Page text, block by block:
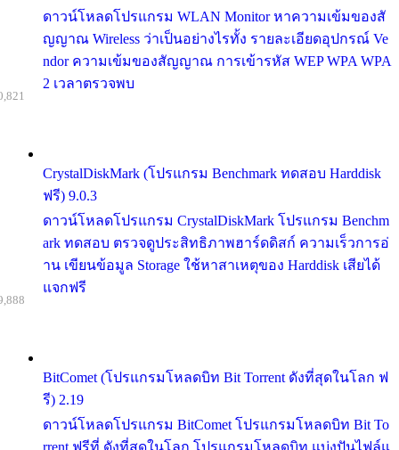
ดาวน์โหลดโปรแกรม WLAN Monitor หาความเข้มของสั
ญญาณ Wireless ว่าเป็นอย่างไรทั้ง รายละเอียดอุปกรณ์ Ve
ndor ความเข้มของสัญญาณ การเข้ารหัส WEP WPA WPA
2 เวลาตรวจพบ
CrystalDiskMark (โปรแกรม Benchmark ทดสอบ Harddisk
ฟรี) 9.0.3
ดาวน์โหลดโปรแกรม CrystalDiskMark โปรแกรม Benchm
ark ทดสอบ ตรวจดูประสิทธิภาพฮาร์ดดิสก์ ความเร็วการอ่
าน เขียนข้อมูล Storage ใช้หาสาเหตุของ Harddisk เสียได้
แจกฟรี
BitComet (โปรแกรมโหลดบิท Bit Torrent ดังที่สุดในโลก ฟ
รี) 2.19
ดาวน์โหลดโปรแกรม BitComet โปรแกรมโหลดบิท Bit To
rrent ฟรีที่ ดังที่สุดในโลก โปรแกรมโหลดบิท แบ่งปันไฟล์แ